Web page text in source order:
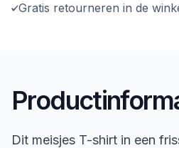
Gratis retourneren in de
Dit meisjes T-shirt in een